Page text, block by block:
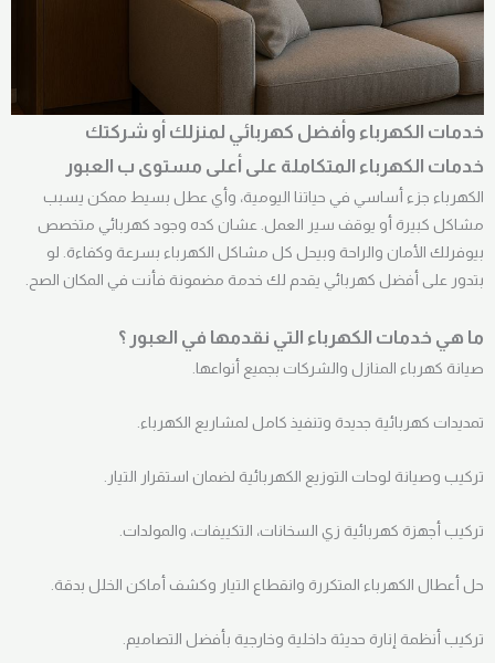
خدمات الكهرباء وأفضل كهربائي لمنزلك أو شركتك
خدمات الكهرباء المتكاملة على أعلى مستوى ب العبور
الكهرباء جزء أساسي في حياتنا اليومية، وأي عطل بسيط ممكن يسبب
مشاكل كبيرة أو يوقف سير العمل. عشان كده وجود كهربائي متخصص
بيوفرلك الأمان والراحة وبيحل كل مشاكل الكهرباء بسرعة وكفاءة. لو
بتدور على أفضل كهربائي يقدم لك خدمة مضمونة فأنت في المكان الصح.
ما هي خدمات الكهرباء التي نقدمها في العبور ؟
صيانة كهرباء المنازل والشركات بجميع أنواعها.
تمديدات كهربائية جديدة وتنفيذ كامل لمشاريع الكهرباء.
تركيب وصيانة لوحات التوزيع الكهربائية لضمان استقرار التيار.
تركيب أجهزة كهربائية زي السخانات، التكييفات، والمولدات.
حل أعطال الكهرباء المتكررة وانقطاع التيار وكشف أماكن الخلل بدقة.
تركيب أنظمة إنارة حديثة داخلية وخارجية بأفضل التصاميم.